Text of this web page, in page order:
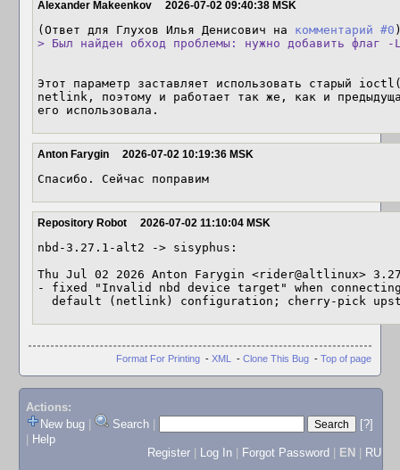
Alexander Makeenkov 2026-07-02 09:40:38 MSK
(Ответ для Глухов Илья Денисович на комментарий #0
> Был найден обход проблемы: нужно добавить
Этот параметр заставляет использовать старый
netlink, поэтому и работает так же, как и
его использовала.
Anton Farygin 2026-07-02 10:19:36 MSK
Спасибо. Сейчас поправим
Repository Robot 2026-07-02 11:10:04 MSK
nbd-3.27.1-alt2 -> sisyphus:
Thu Jul 02 2026 Anton Farygin <rider@altlinux>
- fixed "Invalid nbd device target" when
default (netlink) configuration; cherry-pick
Format For Printing - XML - Clone This Bug - Top of page
Actions:
New bug
Search
[?]
Help
Register
Log In Forgot Password EN RU